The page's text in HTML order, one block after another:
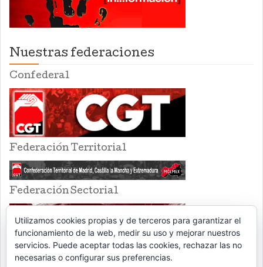
Nuestras federaciones
Confederal
Federación Territorial
Federación Sectorial
Utilizamos cookies propias y de terceros para garantizar el
funcionamiento de la web, medir su uso y mejorar nuestros
servicios. Puede aceptar todas las cookies, rechazar las no
necesarias o configurar sus preferencias.